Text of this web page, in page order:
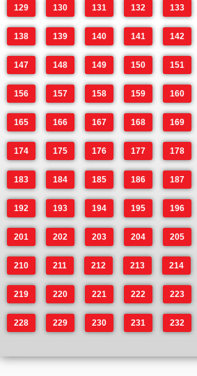
129 130 131 132 133
138 139 140 141 142
147 148 149 150 151
156 157 158 159 160
165 166 167 168 169
174 175 176 177 178
183 184 185 186 187
192 193 194 195 196
201 202 203 204 205
210 211 212 213 214
219 220 221 222 223
228 229 230 231 232